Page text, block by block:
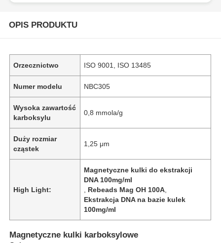
OPIS PRODUKTU
Orzecznictwo ISO 9001, ISO 13485
Numer modelu NBC305
Wysoka zawartość
karboksylu
0,8 mmola/g
Duży rozmiar
cząstek
1,25 μm
High Light:
Magnetyczne kulki do ekstrakcji
DNA 100mg/ml
Rebeads Mag OH 100A
Ekstrakcja DNA na bazie kulek
100mg/ml
Magnetyczne kulki karboksylowe